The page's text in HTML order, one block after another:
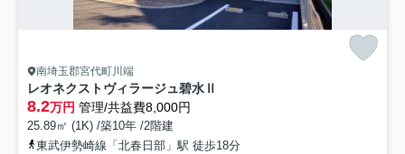
南埼玉郡宮代町川端
レオネクストヴィラージュ碧水Ⅱ
8.2万円 管理/共益費8,000円
25.89㎡ (1K) /築10年 /2階建
東武伊勢崎線「北春日部」駅 徒歩18分